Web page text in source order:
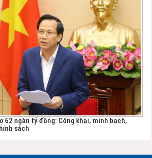
62 ngàn tỷ đồng: Công khai, minh bạch,
sách